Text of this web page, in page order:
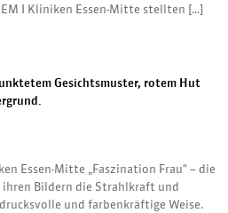
I Kliniken Essen-Mitte stellten […]
Essen-Mitte „Faszination Frau“ – die
Bildern die Strahlkraft und
und farbenkräftige Weise.